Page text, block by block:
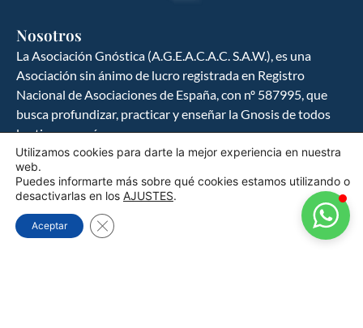
Nosotros
La Asociación Gnóstica (A.G.E.A.C.A.C. S.A.W.), es una
Asociación sin ánimo de lucro registrada en Registro
Nacional de Asociaciones de España, con nº 587995, que
busca profundizar, practicar y enseñar la Gnosis de todos
los tiempos y épocas.
Política de Privacidad
Utilizamos cookies para darte la mejor experiencia en nuestra
web.
Puedes informarte más sobre qué cookies estamos utilizando o
desactivarlas en los AJUSTES.
Aceptar Cerrar el banner de cookies RGPD